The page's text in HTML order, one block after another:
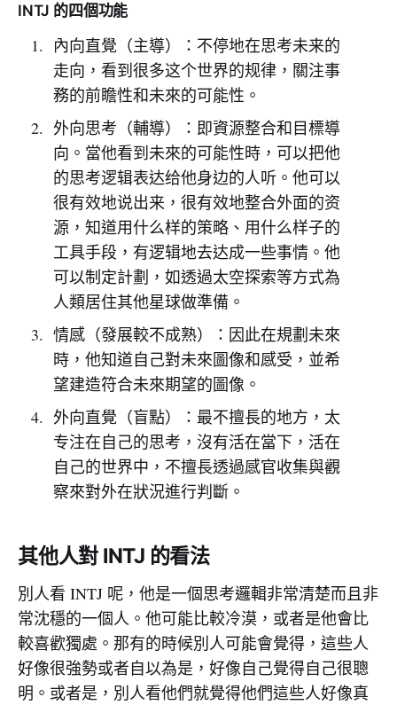
INTJ 的四個功能
內向直覺（主導）：不停地在思考未来的
走向，看到很多这个世界的规律，關注事
務的前瞻性和未來的可能性。
外向思考（輔導）：即資源整合和目標導
向。當他看到未來的可能性時，可以把他
的思考逻辑表达给他身边的人听。他可以
很有效地说出来，很有效地整合外面的资
源，知道用什么样的策略、用什么样子的
工具手段，有逻辑地去达成一些事情。他
可以制定計劃，如透過太空探索等方式為
人類居住其他星球做準備。
情感（發展較不成熟）：因此在規劃未來
時，他知道自己對未來圖像和感受，並希
望建造符合未來期望的圖像。
外向直覺（盲點）：最不擅長的地方，太
专注在自己的思考，沒有活在當下，活在
自己的世界中，不擅長透過感官收集與觀
察來對外在狀況進行判斷。
其他人對 INTJ 的看法
別人看 INTJ 呢，他是一個思考邏輯非常清楚而且非
常沈穩的一個人。他可能比較冷漠，或者是他會比
較喜歡獨處。那有的時候別人可能會覺得，這些人
好像很強勢或者自以為是，好像自己覺得自己很聰
明。或者是，別人看他們就覺得他們這些人好像真